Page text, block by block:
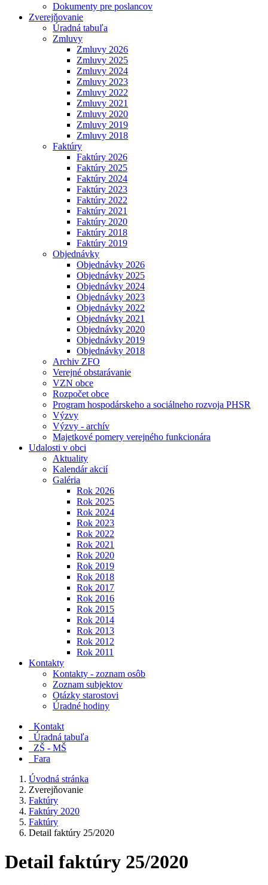
Dokumenty pre poslancov
Zverejňovanie
Úradná tabuľa
Zmluvy
Zmluvy 2026
Zmluvy 2025
Zmluvy 2024
Zmluvy 2023
Zmluvy 2022
Zmluvy 2021
Zmluvy 2020
Zmluvy 2019
Zmluvy 2018
Faktúry
Faktúry 2026
Faktúry 2025
Faktúry 2024
Faktúry 2023
Faktúry 2022
Faktúry 2021
Faktúry 2020
Faktúry 2018
Faktúry 2019
Objednávky
Objednávky 2026
Objednávky 2025
Objednávky 2024
Objednávky 2023
Objednávky 2022
Objednávky 2021
Objednávky 2020
Objednávky 2019
Objednávky 2018
Archiv ZFO
Verejné obstarávanie
VZN obce
Rozpočet obce
Program hospodárskeho a sociálneho rozvoja PHSR
Výzvy
Výzvy - archív
Majetkové pomery verejného funkcionára
Udalosti v obci
Aktuality
Kalendár akcií
Galéria
Rok 2026
Rok 2025
Rok 2024
Rok 2023
Rok 2022
Rok 2021
Rok 2020
Rok 2019
Rok 2018
Rok 2017
Rok 2016
Rok 2015
Rok 2014
Rok 2013
Rok 2012
Rok 2011
Kontakty
Kontakty - zoznam osôb
Zoznam subjektov
Otázky starostovi
Úradné hodiny
Kontakt
Úradná tabuľa
ZŠ - MŠ
Fara
Úvodná stránka
Zverejňovanie
Faktúry
Faktúry 2020
Faktúry
Detail faktúry 25/2020
Detail faktúry 25/2020